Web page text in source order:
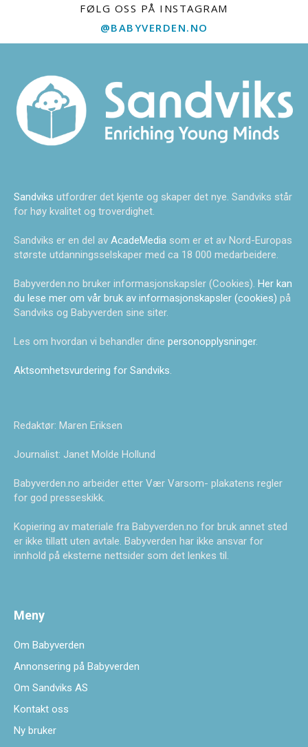
FØLG OSS PÅ INSTAGRAM
@BABYVERDEN.NO
Sandviks utfordrer det kjente og skaper det nye. Sandviks står
for høy kvalitet og troverdighet.
Sandviks er en del av AcadeMedia som er et av Nord-Europas
største utdanningsselskaper med ca 18 000 medarbeidere.
Babyverden.no bruker informasjonskapsler (Cookies). Her kan
du lese mer om vår bruk av informasjonskapsler (cookies) på
Sandviks og Babyverden sine siter.
Les om hvordan vi behandler dine personopplysninger.
Aktsomhetsvurdering for Sandviks.
Redaktør: Maren Eriksen
Journalist: Janet Molde Hollund
Babyverden.no arbeider etter Vær Varsom- plakatens regler
for god presseskikk.
Kopiering av materiale fra Babyverden.no for bruk annet sted
er ikke tillatt uten avtale. Babyverden har ikke ansvar for
innhold på eksterne nettsider som det lenkes til.
Meny
Om Babyverden
Annonsering på Babyverden
Om Sandviks AS
Kontakt oss
Ny bruker